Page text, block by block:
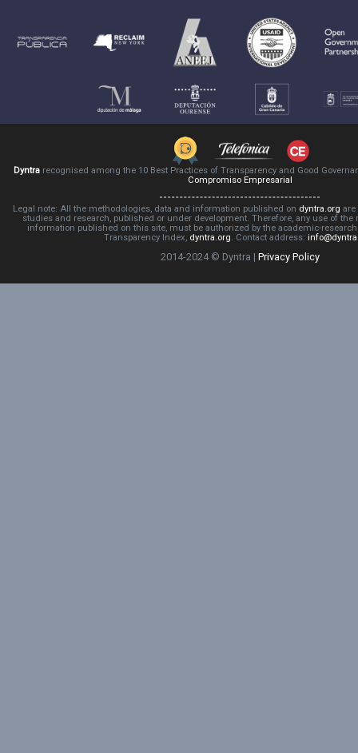
Dyntra recognised among the 10 Best Practices of Transparency and Good
Compromiso Empresarial
Legal note: All the methodologies, data and information published on dyntra.org are
studies and research, published or under development. Therefore, any use of the
information published on this site, must be authorized by the academic-
Transparency Index, dyntra.org. Contact address:
2014-2024 © Dyntra | Privacy Policy